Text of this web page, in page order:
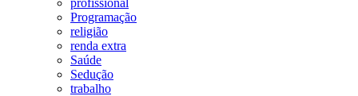
profissional
Programação
religião
renda extra
Saúde
Sedução
trabalho